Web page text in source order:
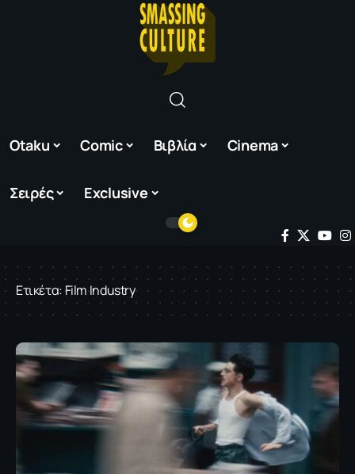
Otaku Comic Βιβλία Cinema
Σειρές Exclusive
Ετικέτα:Film Industry